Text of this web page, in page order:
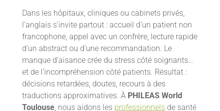
Dans les hôpitaux, cliniques ou cabinets privés,
l’anglais s’invite partout : accueil d’un patient non
francophone, appel avec un confrère, lecture rapide
d’un abstract ou d’une recommandation. Le
manque d’aisance crée du stress côté soignants…
et de l’incompréhension côté patients. Résultat :
décisions retardées, doutes, recours à des
traductions approximatives. À PHILEAS World
Toulouse, nous aidons les professionnelsde santé